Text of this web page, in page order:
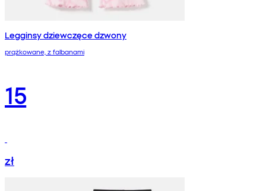
Legginsy dziewczęce dzwony
prążkowane, z falbanami
15
zł